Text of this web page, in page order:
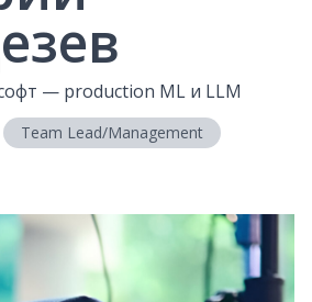
— production ML и LLM
Team Lead/Management